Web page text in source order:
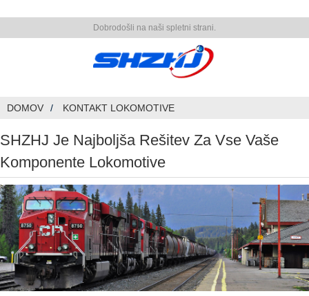
Dobrodošli na naši spletni strani.
DOMOV KONTAKT LOKOMOTIVE
SHZHJ Je Najboljša Rešitev Za Vse Vaše
Komponente Lokomotive